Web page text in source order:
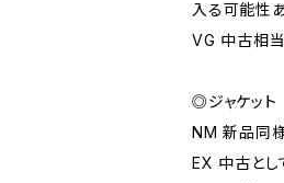
入る可能性
VG 中古相
◎ジャケット
NM 新品同
EX 中古とし